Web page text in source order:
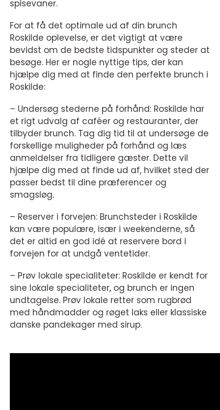
spisevaner.
For at få det optimale ud af din brunch
Roskilde oplevelse, er det vigtigt at være
bevidst om de bedste tidspunkter og steder at
besøge. Her er nogle nyttige tips, der kan
hjælpe dig med at finde den perfekte brunch i
Roskilde:
– Undersøg stederne på forhånd: Roskilde har
et rigt udvalg af caféer og restauranter, der
tilbyder brunch. Tag dig tid til at undersøge de
forskellige muligheder på forhånd og læs
anmeldelser fra tidligere gæster. Dette vil
hjælpe dig med at finde ud af, hvilket sted der
passer bedst til dine præferencer og
smagsløg.
– Reserver i forvejen: Brunchsteder i Roskilde
kan være populære, især i weekenderne, så
det er altid en god idé at reservere bord i
forvejen for at undgå ventetider.
– Prøv lokale specialiteter: Roskilde er kendt for
sine lokale specialiteter, og brunch er ingen
undtagelse. Prøv lokale retter som rugbrød
med håndmadder og røget laks eller klassiske
danske pandekager med sirup.